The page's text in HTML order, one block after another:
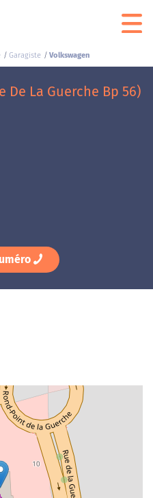
Garagiste Volkswagen
De La Guerche Bp 56)